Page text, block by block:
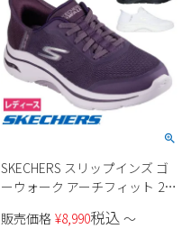
SKECHERS スリップインズ ゴ
ーウォーク アーチフィット 2.0
販売価格 ¥8,990税込 〜